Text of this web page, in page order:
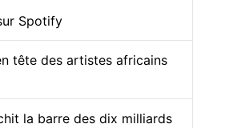
Spotify
tête des artistes africains
la barre des dix milliards